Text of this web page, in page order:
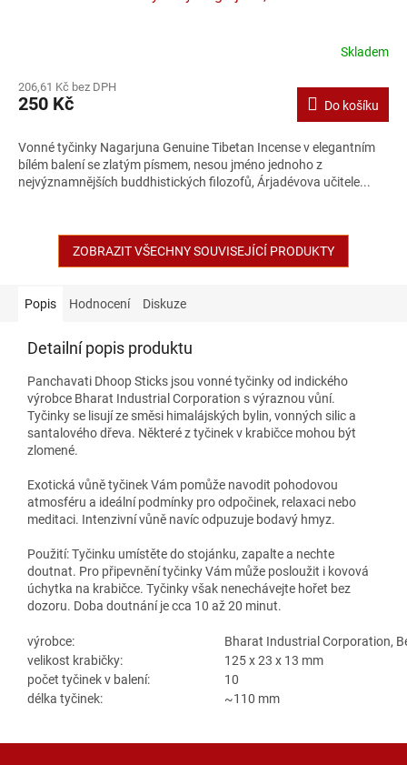
Skladem
206,61 Kč bez DPH
250 Kč Do košíku
Vonné tyčinky Nagarjuna Genuine Tibetan Incense v elegantním
bílém balení se zlatým písmem, nesou jméno jednoho z
nejvýznamnějších buddhistických filozofů, Árjadévova učitele...
ZOBRAZIT VŠECHNY SOUVISEJÍCÍ PRODUKTY
Popis Hodnocení Diskuze
Detailní popis produktu
Panchavati Dhoop Sticks jsou vonné tyčinky od indického
výrobce Bharat Industrial Corporation s výraznou vůní.
Tyčinky se lisují ze směsi himalájských bylin, vonných silic a
santalového dřeva. Některé z tyčinek v krabičce mohou být
zlomené.
Exotická vůně tyčinek Vám pomůže navodit pohodovou
atmosféru a ideální podmínky pro odpočinek, relaxaci nebo
meditaci. Intenzivní vůně navíc odpuzuje bodavý hmyz.
Použití: Tyčinku umístěte do stojánku, zapalte a nechte
doutnat. Pro připevnění tyčinky Vám může posloužit i kovová
úchytka na krabičce. Tyčinky však nenechávejte hořet bez
dozoru. Doba doutnání je cca 10 až 20 minut.
výrobce:
Bharat Industrial Corporation,
velikost krabičky:
125 x 23 x 13 mm
počet tyčinek v balení:
10
délka tyčinek:
~110 mm